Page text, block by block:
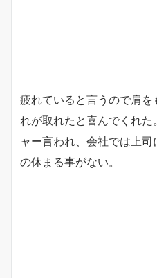
疲れていると言うので肩
れが取れたと喜んでくれ
ャー言われ、会社では上
の休まる事がない。